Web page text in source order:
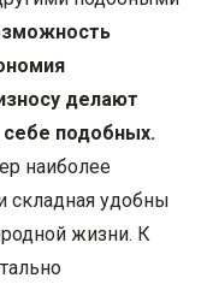
делают
подобных.
наиболее
складная удобны
жизни. К